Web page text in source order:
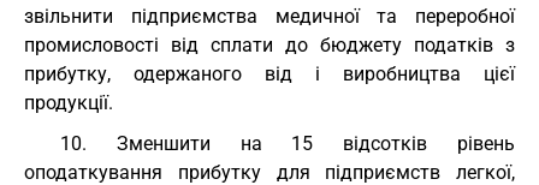
звільнити підприємства медичної та переробної
промисловості від сплати до бюджету податків з
прибутку, одержаного від і виробництва цієї
продукції.
10. Зменшити на 15 відсотків рівень
оподаткування прибутку для підприємств легкої,